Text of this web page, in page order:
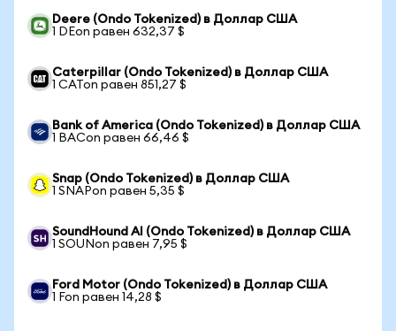
Deere (Ondo Tokenized) в Доллар США
1 DEon равен 632,37 $
Caterpillar (Ondo Tokenized) в Доллар США
1 CATon равен 851,27 $
Bank of America (Ondo Tokenized) в Доллар США
1 BACon равен 66,46 $
Snap (Ondo Tokenized) в Доллар США
1 SNAPon равен 5,35 $
SoundHound AI (Ondo Tokenized) в Доллар США
1 SOUNon равен 7,95 $
Ford Motor (Ondo Tokenized) в Доллар США
1 Fon равен 14,28 $